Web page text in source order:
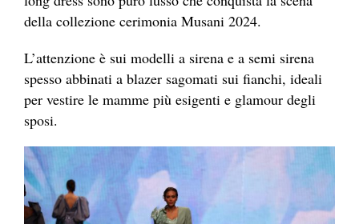
della collezione cerimonia Musani 2024.
L’attenzione è sui modelli a sirena e a semi sirena
spesso abbinati a blazer sagomati sui fianchi, ideali
per vestire le mamme più esigenti e glamour degli
sposi.